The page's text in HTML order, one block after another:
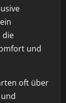
die
und
oft über